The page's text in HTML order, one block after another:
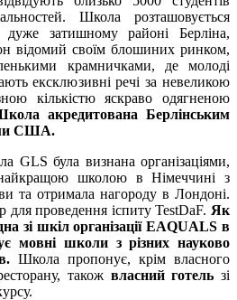
Школа розташовується
затишному районі Берліна,
відомий своїм блошиних ринком,
крамничками, де молоді
ексклюзивні речі за невеликою
кількістю яскраво одягненою
акредитована Берлінським
США.
GLS була визнана організаціями,
школою в Німеччині з
та отримала нагороду в Лондоні.
проведення іспиту TestDaF. Як
зі шкіл організації EAQUALS в
мовні школи з різних науково
Школа пропонує, крім власного
також власний готель зі